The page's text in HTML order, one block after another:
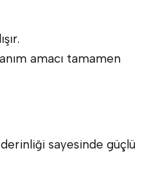
amacı tamamen
derinliği sayesinde güçlü